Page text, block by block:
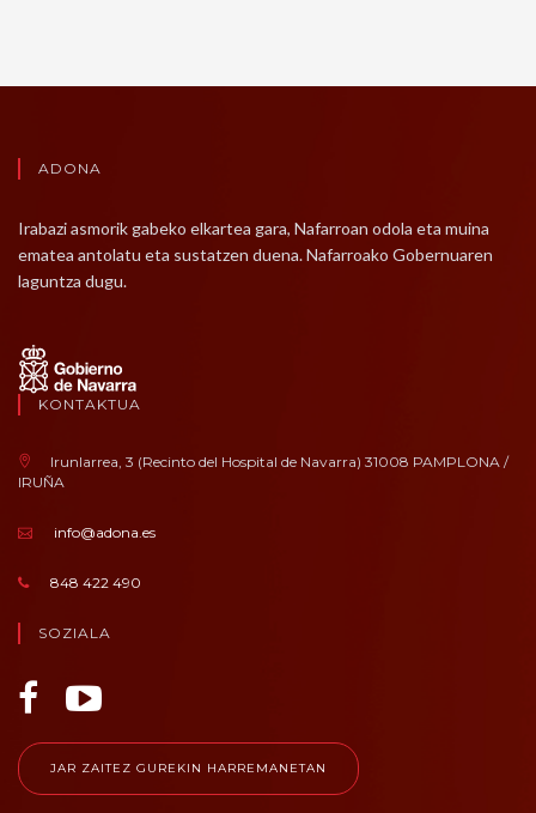
ADONA
Irabazi asmorik gabeko elkartea gara, Nafarroan odola eta muina
ematea antolatu eta sustatzen duena. Nafarroako Gobernuaren
laguntza dugu.
KONTAKTUA
Irunlarrea, 3 (Recinto del Hospital de Navarra) 31008 PAMPLONA /
IRUÑA
info@adona.es
848 422 490
SOZIALA
JAR ZAITEZ GUREKIN HARREMANETAN